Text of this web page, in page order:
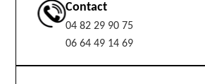
Contact
04 82 29 90 75
06 64 49 14 69